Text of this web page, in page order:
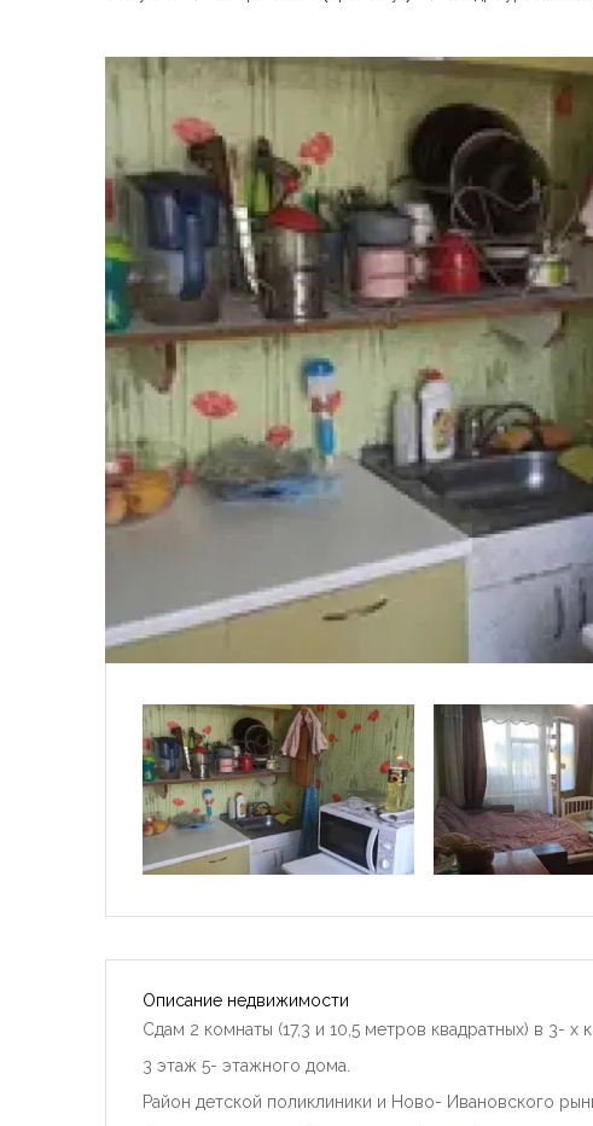
Описание недвижимости
Сдам 2 комнаты (17,3 и 10,5 метров квадратных) в 3- х
3 этаж 5- этажного дома.
Район детской поликлиники и Ново- Ивановского